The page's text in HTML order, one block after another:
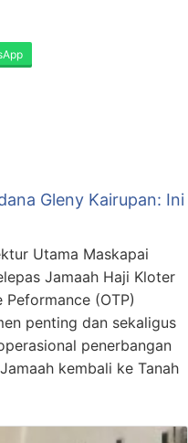
Gleny Kairupan: Ini
Utama Maskapai
Jamaah Haji Kloter
(OTP)
penting dan sekaligus
penerbangan
kembali ke Tanah